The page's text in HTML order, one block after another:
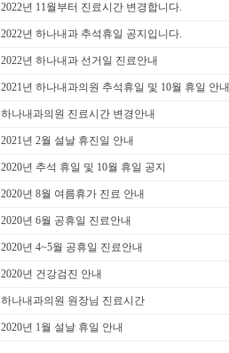
2022년 11월부터 진료시간 변경합니다.
2022년 하나내과 추석휴일 공지입니다.
2022년 하나내과 선거일 진료안내
2021년 하나내과의원 추석휴일 및 10월 휴일 안내
하나내과의원 진료시간 변경안내
2021년 2월 설날 휴진일 안내
2020년 추석 휴일 및 10월 휴일 공지
2020년 8월 여름휴가 진료 안내
2020년 6월 공휴일 진료안내
2020년 4~5월 공휴일 진료안내
2020년 건강검진 안내
하나내과의원 원장님 진료시간
2020년 1월 설날 휴일 안내